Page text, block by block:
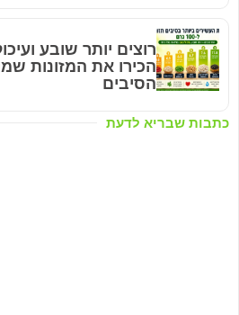
כתבות שבריא לדעת
רוצים יותר שובע
הכירו את המזונות
הסיבים